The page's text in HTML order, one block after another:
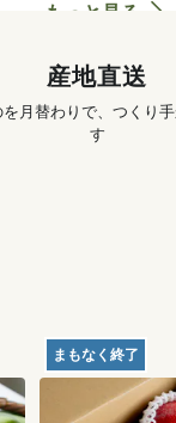
もっと見る
産地直送
月替わりで、つくり
す
まもなく終了
【産地直送】